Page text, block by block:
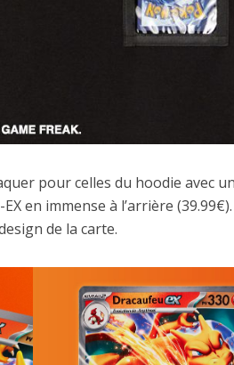
pour celles du hoodie avec
en immense à l’arrière
de la carte.